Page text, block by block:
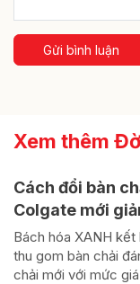
Gửi bình luận
Xem thêm
Cách đổi bàn
Colgate mới
Bách hóa XANH
thu gom bàn chải
chải mới với mức